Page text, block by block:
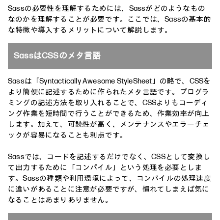
Sassの必要性を理解するためには、Sassがどのようなもの
なのかを理解することが必要です。ここでは、Sassの基本的
な特徴や導入するメリットについて解説します。
SassはCSSのメタ言語
Sassは「Syntactically Awesome StyleSheet」の略で、CSSを
より簡便に記述するために作られたメタ言語です。プログラ
ミングの記述方法を取り入れることで、CSSよりもコーディ
ング作業を短時間で行うことができるため、作業効率が向上
します。加えて、可読性が高く、メンテナンスやエラーチェ
ックが容易になることも利点です。
Sassでは、コードを記述するだけでなく、CSSとして変換し
て出力するために「コンパイル」という処理を必要としま
す。Sassの種類や利用環境によって、コンパイルの処理速度
に違いがあることに注意が必要ですが、慣れてしまえば気に
なることはあまりありません。